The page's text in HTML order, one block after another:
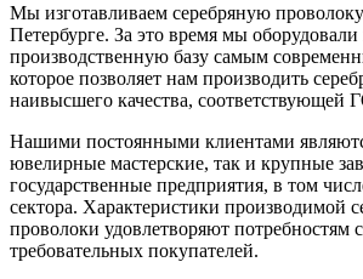
Мы изготавливаем серебряную
Петербурге. За это время мы
производственную базу самым
которое позволяет нам производить
наивысшего качества, соответствующей
Нашими постоянными клиентами
ювелирные мастерские, так и крупные
государственные предприятия, в том
сектора. Характеристики производимой
проволоки удовлетворяют потребностям
требовательных покупателей.